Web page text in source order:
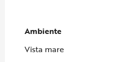
Ambiente
Ambiente
Vista mare